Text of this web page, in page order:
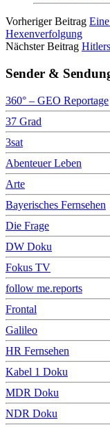
Vorheriger Beitrag
Hexenverfolgung
Nächster Beitrag
Sender &
360° – GEO Reportage
37 Grad
3sat
Abenteuer Leben
Arte
Bayerisches Fernsehen
Die Frage
DW Doku
Fokus TV
follow me.reports
Frontal
Galileo
HR Fernsehen
Kabel 1 Doku
MDR Doku
NDR Doku